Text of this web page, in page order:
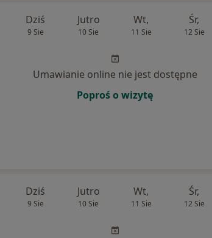
Dziś
9 Sie
Jutro
10 Sie
Wt,
11 Sie
Śr,
12 Sie
Umawianie online nie jest dostępne
Poproś o wizytę
Dziś
9 Sie
Jutro
10 Sie
Wt,
11 Sie
Śr,
12 Sie